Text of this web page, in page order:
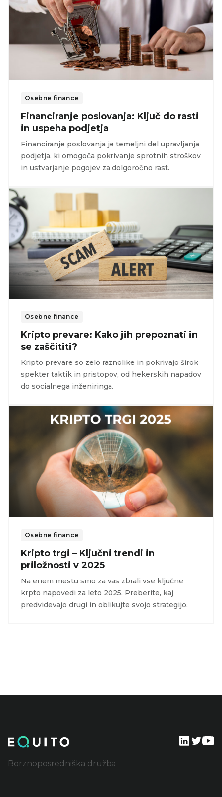
Osebne finance
Financiranje poslovanja: Ključ do rasti
in uspeha podjetja
Financiranje poslovanja je temeljni del upravljanja
podjetja, ki omogoča pokrivanje sprotnih stroškov
in ustvarjanje pogojev za dolgoročno rast.
Osebne finance
Kripto prevare: Kako jih prepoznati in
se zaščititi?
Kripto prevare so zelo raznolike in pokrivajo širok
spekter taktik in pristopov, od hekerskih napadov
do socialnega inženiringa.
Osebne finance
Kripto trgi – Ključni trendi in
priložnosti v 2025
Na enem mestu smo za vas zbrali vse ključne
krpto napovedi za leto 2025. Preberite, kaj
predvidevajo drugi in oblikujte svojo strategijo.
Borznoposredniška družba